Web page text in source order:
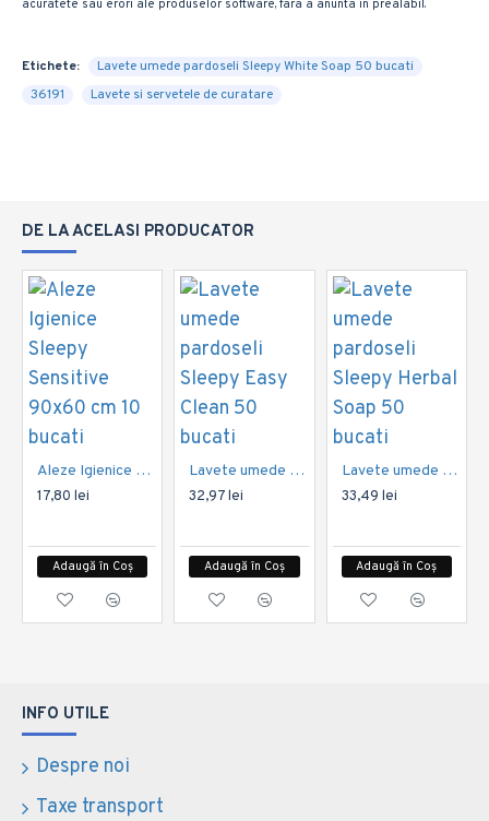
acuratete sau erori ale produselor software, fara a anunta in prealabil.
Etichete:
Lavete umede pardoseli Sleepy White Soap 50 bucati
36191
Lavete si servetele de curatare
DE LA ACELASI PRODUCATOR
Aleze Igienice Sleepy Sensitive 90x60 cm 10 bucati
17,80 lei
Adaugă în Coș
Lavete umede pardoseli Sleepy Easy Clean 50 bucati
32,97 lei
Adaugă în Coș
Lavete umede pardoseli Sleepy Herbal Soap 50 bucati
33,49 lei
Adaugă în Coș
INFO UTILE
Despre noi
Taxe transport